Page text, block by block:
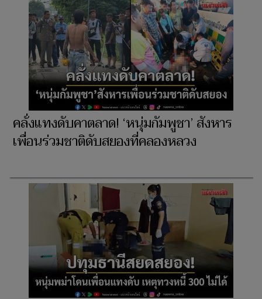
คลั่งแทงดับคาตลาด! ‘หนุ่มกัมพูชา’ สังหาร
เพื่อนร่วมชาติดับสยองที่คลองหลวง